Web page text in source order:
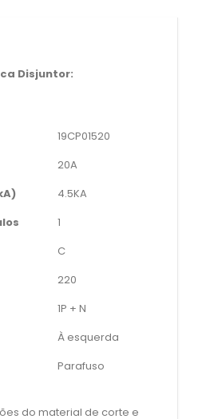
Disjuntor:
19CP01520
20A
4.5KA
1
C
220
1P + N
À esquerda
Parafuso
do material de corte e